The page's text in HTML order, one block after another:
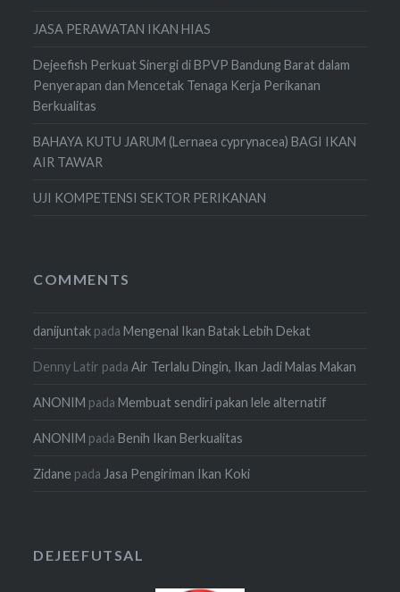
JASA PERAWATAN IKAN HIAS
Dejeefish Perkuat Sinergi di BPVP Bandung Barat dalam
Penyerapan dan Mencetak Tenaga Kerja Perikanan
Berkualitas
BAHAYA KUTU JARUM (Lernaea cyprynacea) BAGI IKAN
AIR TAWAR
UJI KOMPETENSI SEKTOR PERIKANAN
COMMENTS
danijuntak padaMengenal Ikan Batak Lebih Dekat
Denny Latir padaAir Terlalu Dingin, Ikan Jadi Malas Makan
ANONIM padaMembuat sendiri pakan lele alternatif
ANONIM padaBenih Ikan Berkualitas
Zidane pada Jasa Pengiriman Ikan Koki
DEJEEFUTSAL